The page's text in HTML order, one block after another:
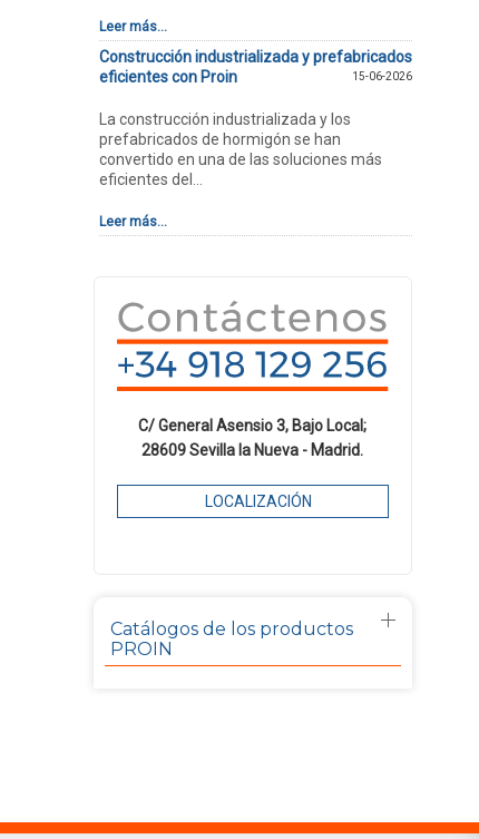
Leer más...
Construcción industrializada y prefabricados
eficientes con Proin
15-06-2026
La construcción industrializada y los
prefabricados de hormigón se han
convertido en una de las soluciones más
eficientes del...
Leer más...
C/ General Asensio 3, Bajo Local;
28609 Sevilla la Nueva - Madrid.
LOCALIZACIÓN
Catálogos de los productos
PROIN